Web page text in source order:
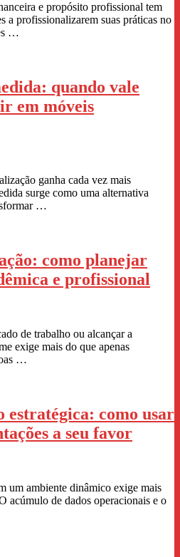
e propósito profissional tem
a profissionalizarem suas práticas no
…
quando vale
em móveis
ganha cada vez mais
surge como uma alternativa
…
como planejar
e profissional
de trabalho ou alcançar a
exige mais do que apenas
…
estratégica: como usar
a seu favor
um ambiente dinâmico exige mais
acúmulo de dados operacionais e o